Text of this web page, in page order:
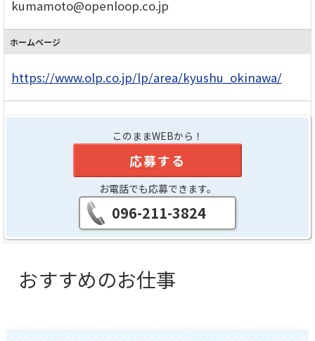
kumamoto@openloop.co.jp
ホームページ
https://www.olp.co.jp/lp/area/kyushu_okinawa/
このままWEBから！
応募する
お電話でも応募できます。
096-211-3824
おすすめのお仕事